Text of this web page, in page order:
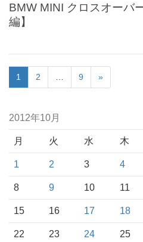
BMW MINI クロスオーバ
編】
1 2 9 »
2012年10月
月 火 水 木
1 2 3 4
8 9 10 11
15 16 17 18
22 23 24 25